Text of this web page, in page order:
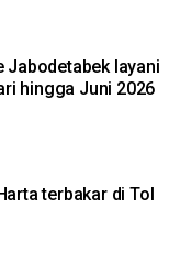
Jabodetabek layani
hingga Juni 2026
terbakar di Tol